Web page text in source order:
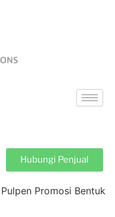
Hubungi Penjual
Promosi Bentuk